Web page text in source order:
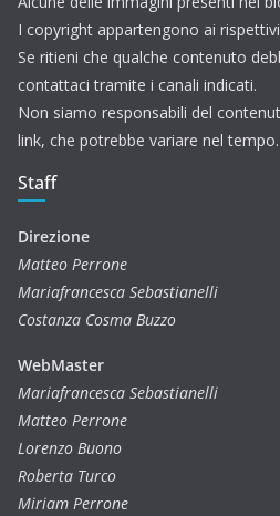
I copyright appartengono ai
Se ritieni che qualche contenuto
contattaci tramite i canali indicati.
Non siamo responsabili del
link, che potrebbe variare nel tempo.
Staff
Direzione
Matteo Perrone
Mariafrancesca Sebastianelli
Costanza Cosma Buzzo
WebMaster
Mariafrancesca Sebastianelli
Matteo Perrone
Lorenzo Buono
Roberta Turco
Miriam Perrone